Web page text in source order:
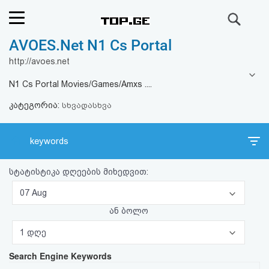
რეიტინგი
ფოსტა
კითხვა-
პასუხი
ავტორიზაცია
რეგისტრაცია
პაროლის
AVOES.Net N1 Cs Portal
http://avoes.net
N1 Cs Portal Movies/Games/Amxs ....
კატეგორია: სხვადასხვა
keywords
სტატისტიკა დღეების მიხედვით:
07 Aug
ან ბოლო
1 დღე
Search Engine Keywords